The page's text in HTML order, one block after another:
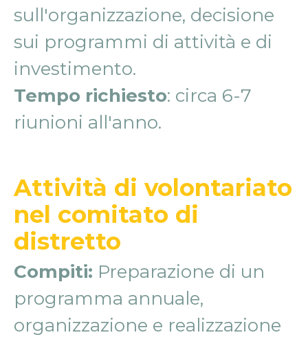
sull'organizzazione, decisione
sui programmi di attività e di
investimento.
Tempo richiesto: circa 6-7
riunioni all'anno.
Attività di volontariato
nel comitato di
distretto
Compiti: Preparazione di un
programma annuale,
organizzazione e realizzazione